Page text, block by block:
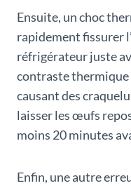
Ensuite, un choc
rapidement fissurer
réfrigérateur juste
contraste thermique
causant des
laisser les œufs
moins 20 minutes
Enfin, une autre